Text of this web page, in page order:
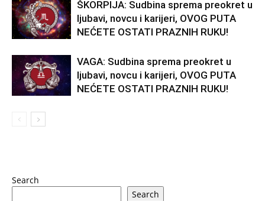
ŠKORPIJA: Sudbina sprema preokret u
ljubavi, novcu i karijeri, OVOG PUTA
NEĆETE OSTATI PRAZNIH RUKU!
VAGA: Sudbina sprema preokret u
ljubavi, novcu i karijeri, OVOG PUTA
NEĆETE OSTATI PRAZNIH RUKU!
Search
Search